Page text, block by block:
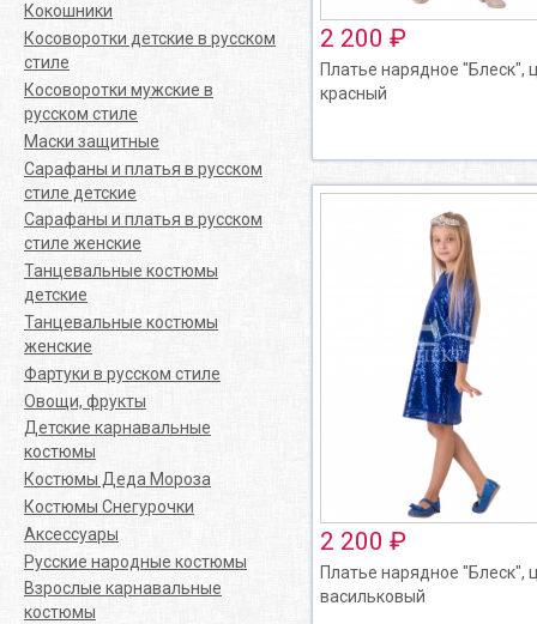
Кокошники
Косоворотки детские в русском
стиле
Косоворотки мужские в
русском стиле
Маски защитные
Сарафаны и платья в русском
стиле детские
Сарафаны и платья в русском
стиле женские
Танцевальные костюмы
детские
Танцевальные костюмы
женские
Фартуки в русском стиле
Овощи, фрукты
Детские карнавальные
костюмы
Костюмы Деда Мороза
Костюмы Снегурочки
Аксессуары
Русские народные костюмы
Взрослые карнавальные
костюмы
2 200 ₽
Платье нарядное "Блеск",
красный
2 200 ₽
Платье нарядное "Блеск",
васильковый